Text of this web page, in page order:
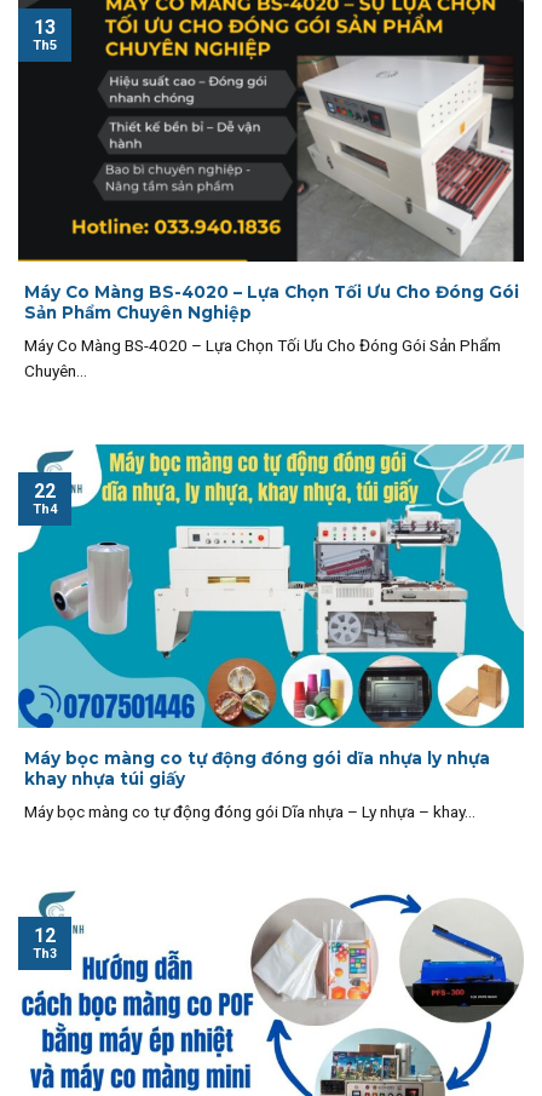
Máy Co Màng BS-4020 – Lựa Chọn Tối Ưu Cho Đóng Gói
Sản Phẩm Chuyên Nghiệp
Máy Co Màng BS-4020 – Lựa Chọn Tối Ưu Cho Đóng Gói Sản Phẩm
Chuyên...
13
Th5
Máy bọc màng co tự động đóng gói dĩa nhựa ly nhựa
khay nhựa túi giấy
Máy bọc màng co tự động đóng gói Dĩa nhựa – Ly nhựa – khay...
22
Th4
12
Th3